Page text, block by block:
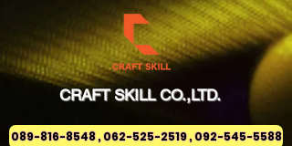
CRAFT SKILL CO.,LTD.
089-816-8548 , 062-525-2519 , 092-545-5588